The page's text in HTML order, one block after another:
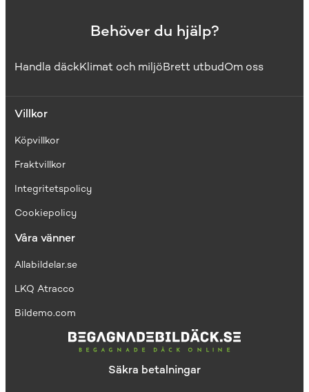
Behöver du hjälp?
Handla däckKlimat och miljöBrett utbudOm oss
Villkor
Köpvillkor
Fraktvillkor
Integritetspolicy
Cookiepolicy
Våra vänner
Allabildelar.se
LKQ Atracco
Bildemo.com
Säkra betalningar